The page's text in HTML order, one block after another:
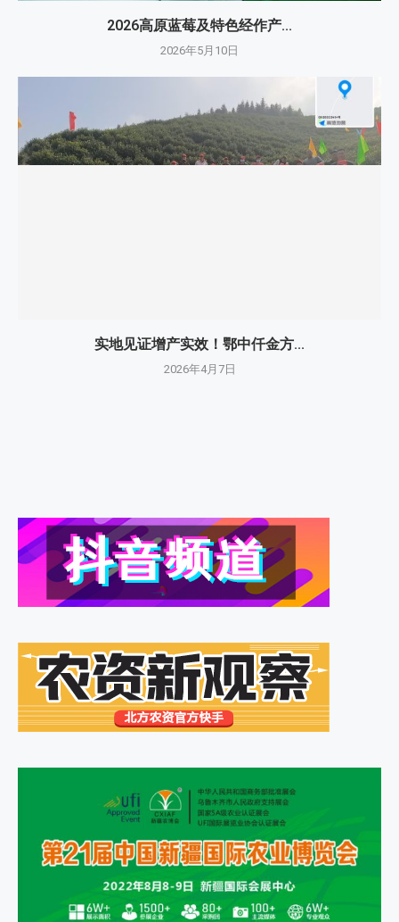
2026高原蓝莓及特色经作产...
2026年5月10日
实地见证增产实效！鄂中仟金方...
2026年4月7日